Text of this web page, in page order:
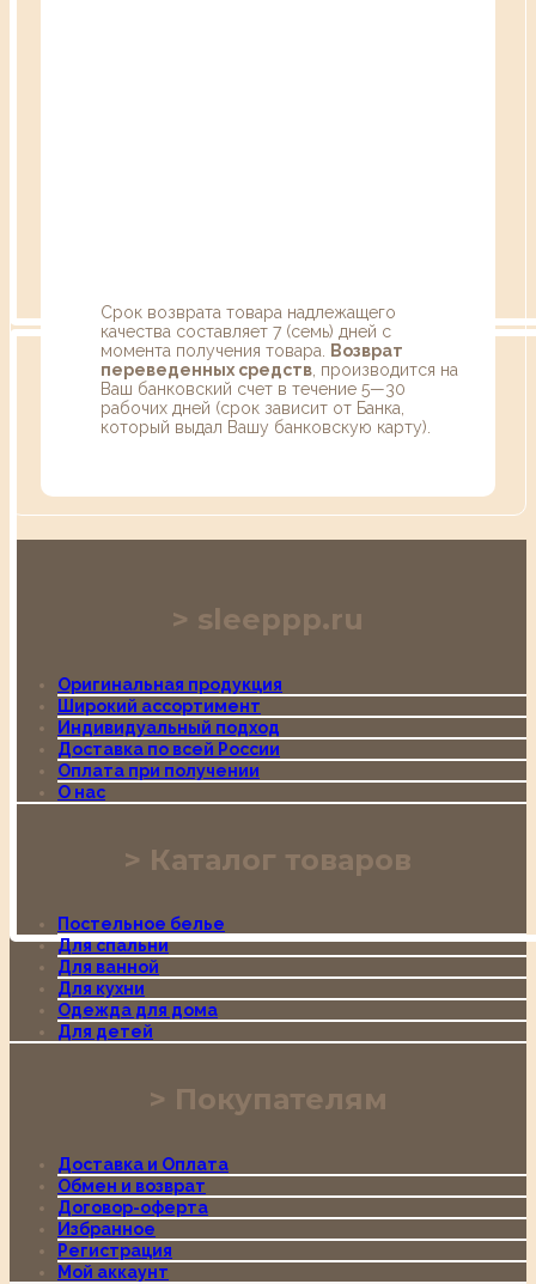
Срок возврата товара надлежащего
качества составляет 7 (семь) дней с
момента получения товара.
Возврат
переведенных средств , производится на
Ваш банковский счет в течение 5—30
рабочих дней (срок зависит от Банка,
который выдал Вашу банковскую карту).
sleeppp.ru
Оригинальная продукция
Широкий ассортимент
Индивидуальный подход
Доставка по всей России
Оплата при получении
О нас
Каталог товаров
Постельное белье
Для спальни
Для ванной
Для кухни
Одежда для дома
Для детей
Покупателям
Доставка и Оплата
Обмен и возврат
Договор-оферта
Избранное
Регистрация
Мой аккаунт